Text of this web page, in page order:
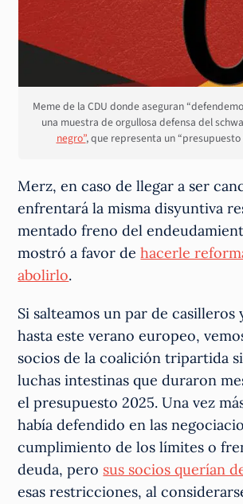
Meme de la CDU donde aseguran
una muestra de orgullosa defensa del
negro”, que representa un
Merz, en caso de llegar a ser
enfrentará la misma disyuntiva
mentado freno del
mostró a favor dehacerle
abolirlo.
Si salteamos un par de casilleros
hasta este verano europeo,
socios de la coalición tripartida
luchas intestinas que duraron
el presupuesto 2025. Una vez
había defendido en las
cumplimiento de los límites o
deuda, pero sus socios querían
esas restricciones, al